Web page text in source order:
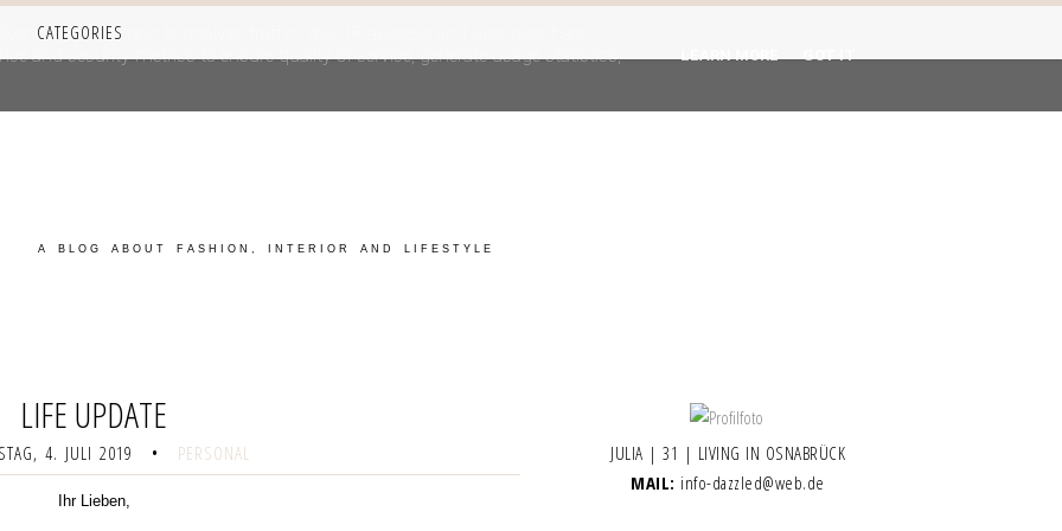
CATEGORIES
A BLOG ABOUT FASHION, INTERIOR AND LIFESTYLE
LIFE UPDATE
4. JULI 2019 • PERSONAL
Ihr Lieben,
JULIA | 31 | LIVING IN OSNABRÜCK
MAIL: info-dazzled@web.de
its services and to analyze traffic. Your IP address and user-agent are
and security metrics to ensure quality of service, generate usage statistics,
LEARN MORE GOT IT